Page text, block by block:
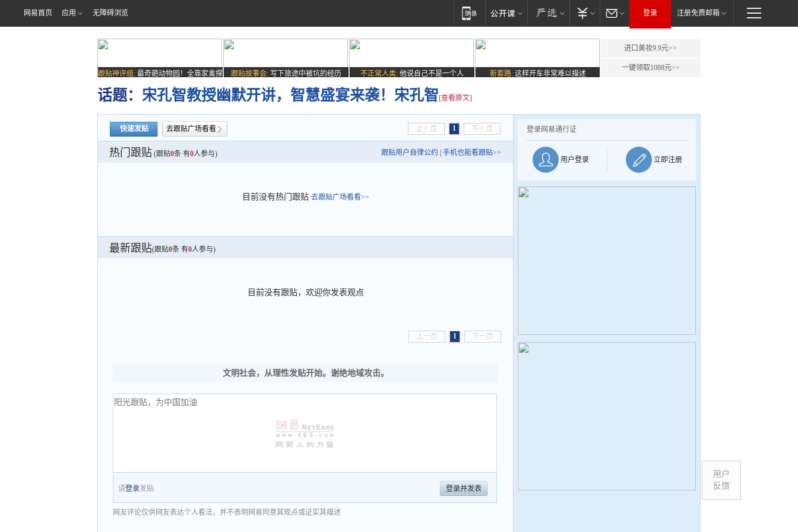
网易首页 应用 无障碍浏览 登录 注册免费邮箱
跟贴神评组: 最奇葩动物园！全靠家禽撑
场子
跟贴故事会: 写下旅途中被坑的经历 不正常人类: 他说自己不是一个人 新套路: 这样开车非常难以描述
进口美妆9.9元>>
一键领取1088元>>
话题： 宋孔智教授幽默开讲，智慧盛宴来袭！宋孔智[查看原文]
快速发贴 去跟贴广场看看 上一页 1 下一页
热门跟贴 (跟贴0条 有0人参与) 跟贴用户自律公约 手机也能看跟贴>>
目前没有热门跟贴 去跟贴广场看看>>
最新跟贴(跟贴0条 有0人参与)
目前没有跟贴，欢迎你发表观点
上一页 1 下一页
文明社会，从理性发贴开始。谢绝地域攻击。
请登录发贴 登录并发表
网友评论仅供网友表达个人看法，并不表明网易同意其观点或证实其描述
登录网易通行证
用户登录 立即注册
用户
反馈